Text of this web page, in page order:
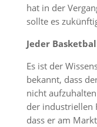
hat in der
sollte es
Jeder
Es ist der
bekannt, dass
nicht
der industriellen
dass er am